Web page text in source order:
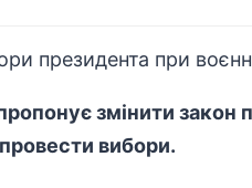
змінити закон
вибори.